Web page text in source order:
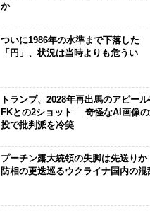
か
ついに1986年の水準まで下落した
「円」、状況は当時よりも危うい
トランプ、2028年再出馬のアピー
FKとの2ショット──奇怪なAI画像
投で批判派を冷笑
プーチン露大統領の失脚は先送り
防相の更迭巡るウクライナ国内の混